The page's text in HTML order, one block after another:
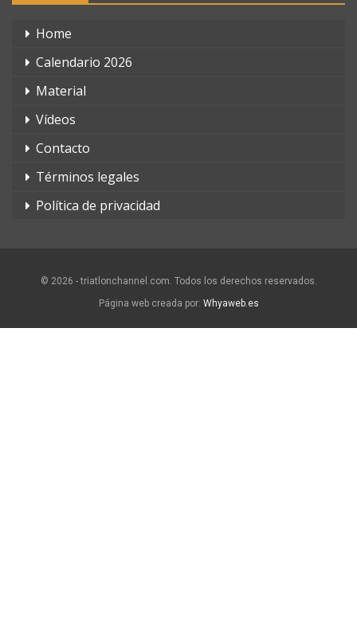
Home
Calendario 2026
Material
Vídeos
Contacto
Términos legales
Política de privacidad
© 2026 - triatlonchannel.com. Todos los derechos reservados.
Página web creada por: Whyaweb.es